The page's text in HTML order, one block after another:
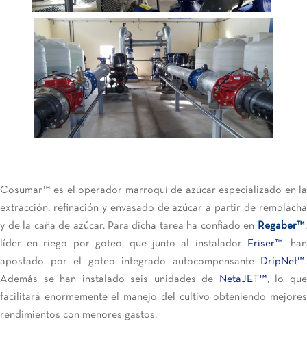
Cosumar™ es el operador marroquí de azúcar especializado en la
extracción, refinación y envasado de azúcar a partir de remolacha
y de la caña de azúcar. Para dicha tarea ha confiado en
Regaber™,
líder en riego por goteo, que junto al instalador
Eriser™, han
apostado por el goteo integrado autocompensante
DripNet™.
Además se han instalado seis unidades de
NetaJET™, lo que
facilitará enormemente el manejo del cultivo obteniendo mejores
rendimientos con menores gastos.